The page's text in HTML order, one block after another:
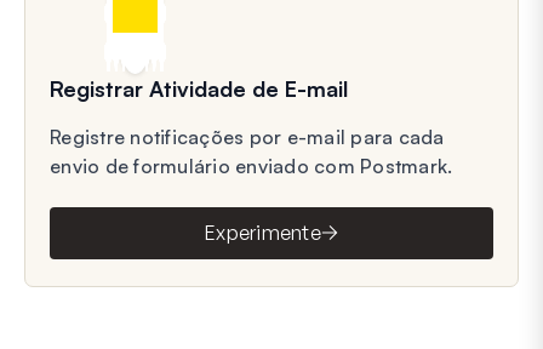
Registrar Atividade de E-mail
Registre notificações por e-mail para cada
envio de formulário enviado com Postmark.
Experimente